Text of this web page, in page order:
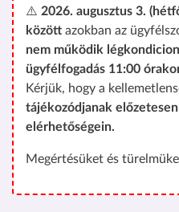
⚠️ 2026. augusztus 3.
között azokban az
nem működik
ügyfélfogadás 11:00
Kérjük, hogy a
tájékozódjanak
elérhetőségein.
Megértésüket és